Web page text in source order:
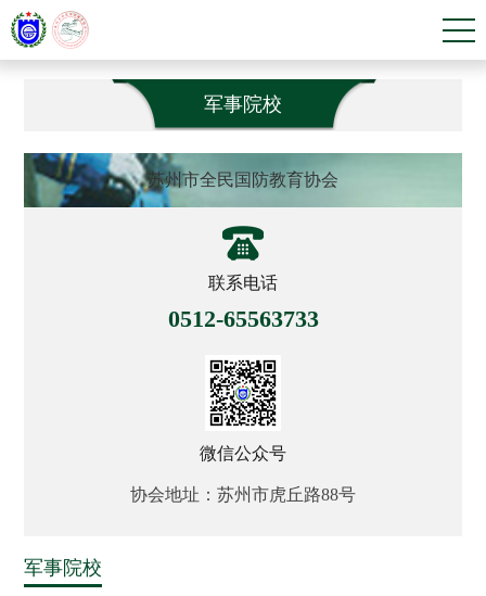
军事院校
苏州市全民国防教育协会
联系电话
0512-65563733
微信公众号
协会地址：苏州市虎丘路88号
军事院校